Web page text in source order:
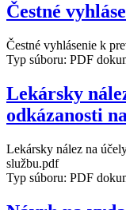
Čestné
Čestné vyhlásenie k
Typ súboru: PDF
Lekársky
odkázanosti
Lekársky nález na
službu.pdf
Typ súboru: PDF